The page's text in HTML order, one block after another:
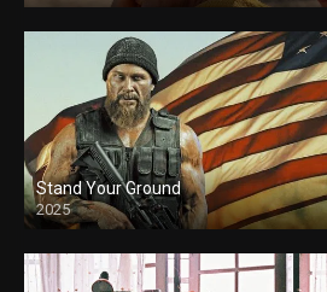
Stand Your Ground
2025